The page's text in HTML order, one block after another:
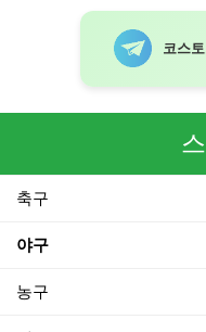
코스
축구
야구
농구